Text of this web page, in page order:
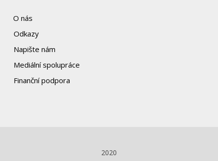
O nás
Odkazy
Napište nám
Mediální spolupráce
Finanční podpora
2020